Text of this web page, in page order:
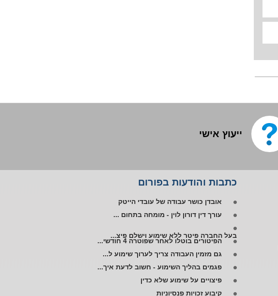
ייעוץ אישי
כתבות והודעות בפורום
אפליית עובד אוטיסט במקום העבודה
פיטורים ללא שימוע בתקופת אי כושר
אובדן כושר עבודה של עובדי הייטק
עורך דין דורון לוין - מומחה בתחום ...
בעל החברה פיטר ללא שימוע וישלם פיצ...
הפיטורים בוטלו לאחר שפוטרה 4 חודשי...
גם מזמין העבודה צריך לערוך שימוע ל...
פגמים בהליך השימוע - חשוב לדעת איך...
פיצויים על שימוע שלא כדין
קיבוע זכויות פנסיוניות